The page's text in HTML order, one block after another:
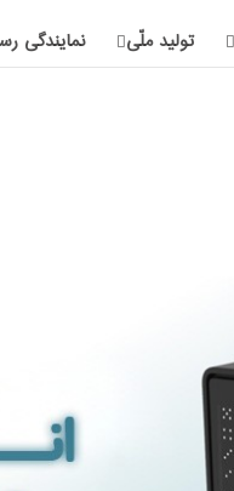
تولید ملّی نمایندگی